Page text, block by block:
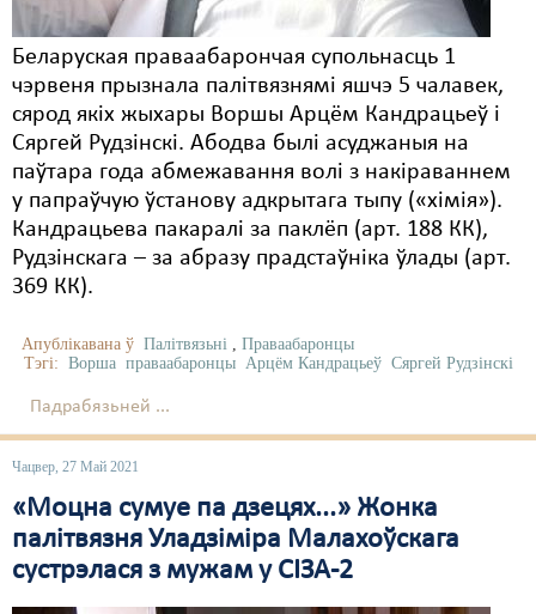
Беларуская праваабарончая супольнасць 1
чэрвеня прызнала палітвязнямі яшчэ 5 чалавек,
сярод якіх жыхары Воршы Арцём Кандрацьеў і
Сяргей Рудзінскі. Абодва былі асуджаныя на
паўтара года абмежавання волі з накіраваннем
у папраўчую ўстанову адкрытага тыпу («хімія»).
Кандрацьева пакаралі за паклёп (арт. 188 КК),
Рудзінскага – за абразу прадстаўніка ўлады (арт.
369 КК).
Апублікавана ў Палітвязьні , Праваабаронцы
Тэгі: Ворша праваабаронцы Арцём Кандрацьеў Сяргей Рудзінскі
Падрабязьней ...
Чацвер, 27 Май 2021
«Моцна сумуе па дзецях...» Жонка
палітвязня Уладзіміра Малахоўскага
сустрэлася з мужам у СІЗА-2